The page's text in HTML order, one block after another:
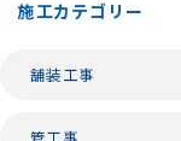
施工カテゴリー
舗装工事